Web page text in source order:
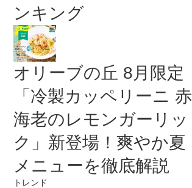
ンキング
オリーブの丘 8月限定
「冷製カッペリーニ 赤
海老のレモンガーリッ
ク」新登場！爽やか夏
メニューを徹底解説
トレンド